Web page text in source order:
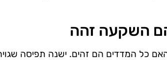
כל המדדים הם זהים. ישנה תפיסה